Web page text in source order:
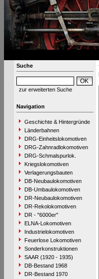
Suche
zur erweiterten Suche
Navigation
Geschichte & Hintergründe
Länderbahnen
DRG-Einheitslokomotiven
DRG-Zahnradlokomotiven
DRG-Schmalspurlok.
Kriegslokomotiven
Verlagerungsbauten
DB-Neubaulokomotiven
DB-Umbaulokomotiven
DR-Neubaulokomotiven
DR-Rekolokomotiven
DR - "6000er"
ELNA-Lokomotiven
Industrielokomotiven
Feuerlose Lokomotiven
Sonderkonstruktionen
SAAR (1920 - 1935)
DB-Bestand 1968
DR-Bestand 1970